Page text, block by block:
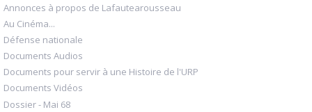
Annonces à propos de Lafautearousseau
Au Cinéma...
Défense nationale
Documents Audios
Documents pour servir à une Histoire de l'URP
Documents Vidéos
Dossier - Mai 68